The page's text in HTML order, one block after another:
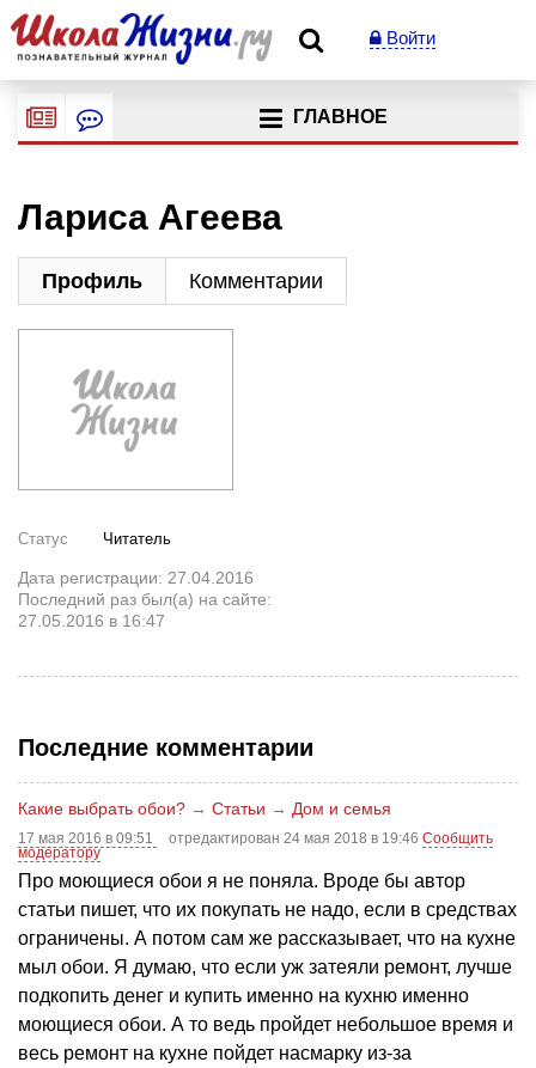
Войти
ГЛАВНОЕ
Лариса Агеева
Профиль Комментарии
Статус Читатель
Дата регистрации: 27.04.2016
Последний раз был(а) на сайте:
27.05.2016 в 16:47
Последние комментарии
Какие выбрать обои? → Статьи → Дом и семья
17 мая 2016 в 09:51 отредактирован 24 мая 2018 в 19:46 Сообщить
модератору
Про моющиеся обои я не поняла. Вроде бы автор
статьи пишет, что их покупать не надо, если в средствах
ограничены. А потом сам же рассказывает, что на кухне
мыл обои. Я думаю, что если уж затеяли ремонт, лучше
подкопить денег и купить именно на кухню именно
моющиеся обои. А то ведь пройдет небольшое время и
весь ремонт на кухне пойдет насмарку из-за